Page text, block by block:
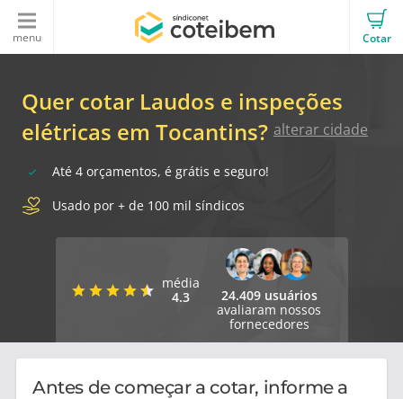
menu Cotar
Quer cotar Laudos e inspeções
elétricas em Tocantins? alterar cidade
Até 4 orçamentos, é grátis e seguro!
Usado por + de 100 mil síndicos
média
4.3
24.409 usuários
avaliaram nossos
fornecedores
Antes de começar a cotar, informe a